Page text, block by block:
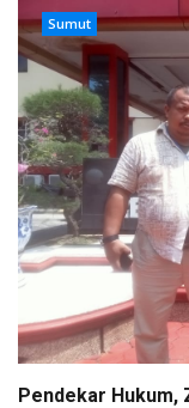
Sumut
Pendekar Hukum,